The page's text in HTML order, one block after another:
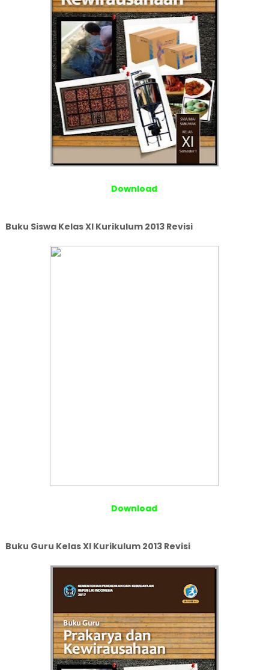
Download
Buku Siswa Kelas XI Kurikulum 2013 Revisi
Download
Buku Guru Kelas XI Kurikulum 2013 Revisi